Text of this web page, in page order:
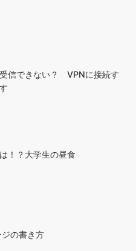
信できない？ VPNに接続す
！？大学生の昼食
の書き方